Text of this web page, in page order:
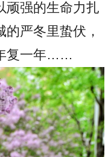
顽强的生命力扎
严冬里蛰伏，
年复一年……